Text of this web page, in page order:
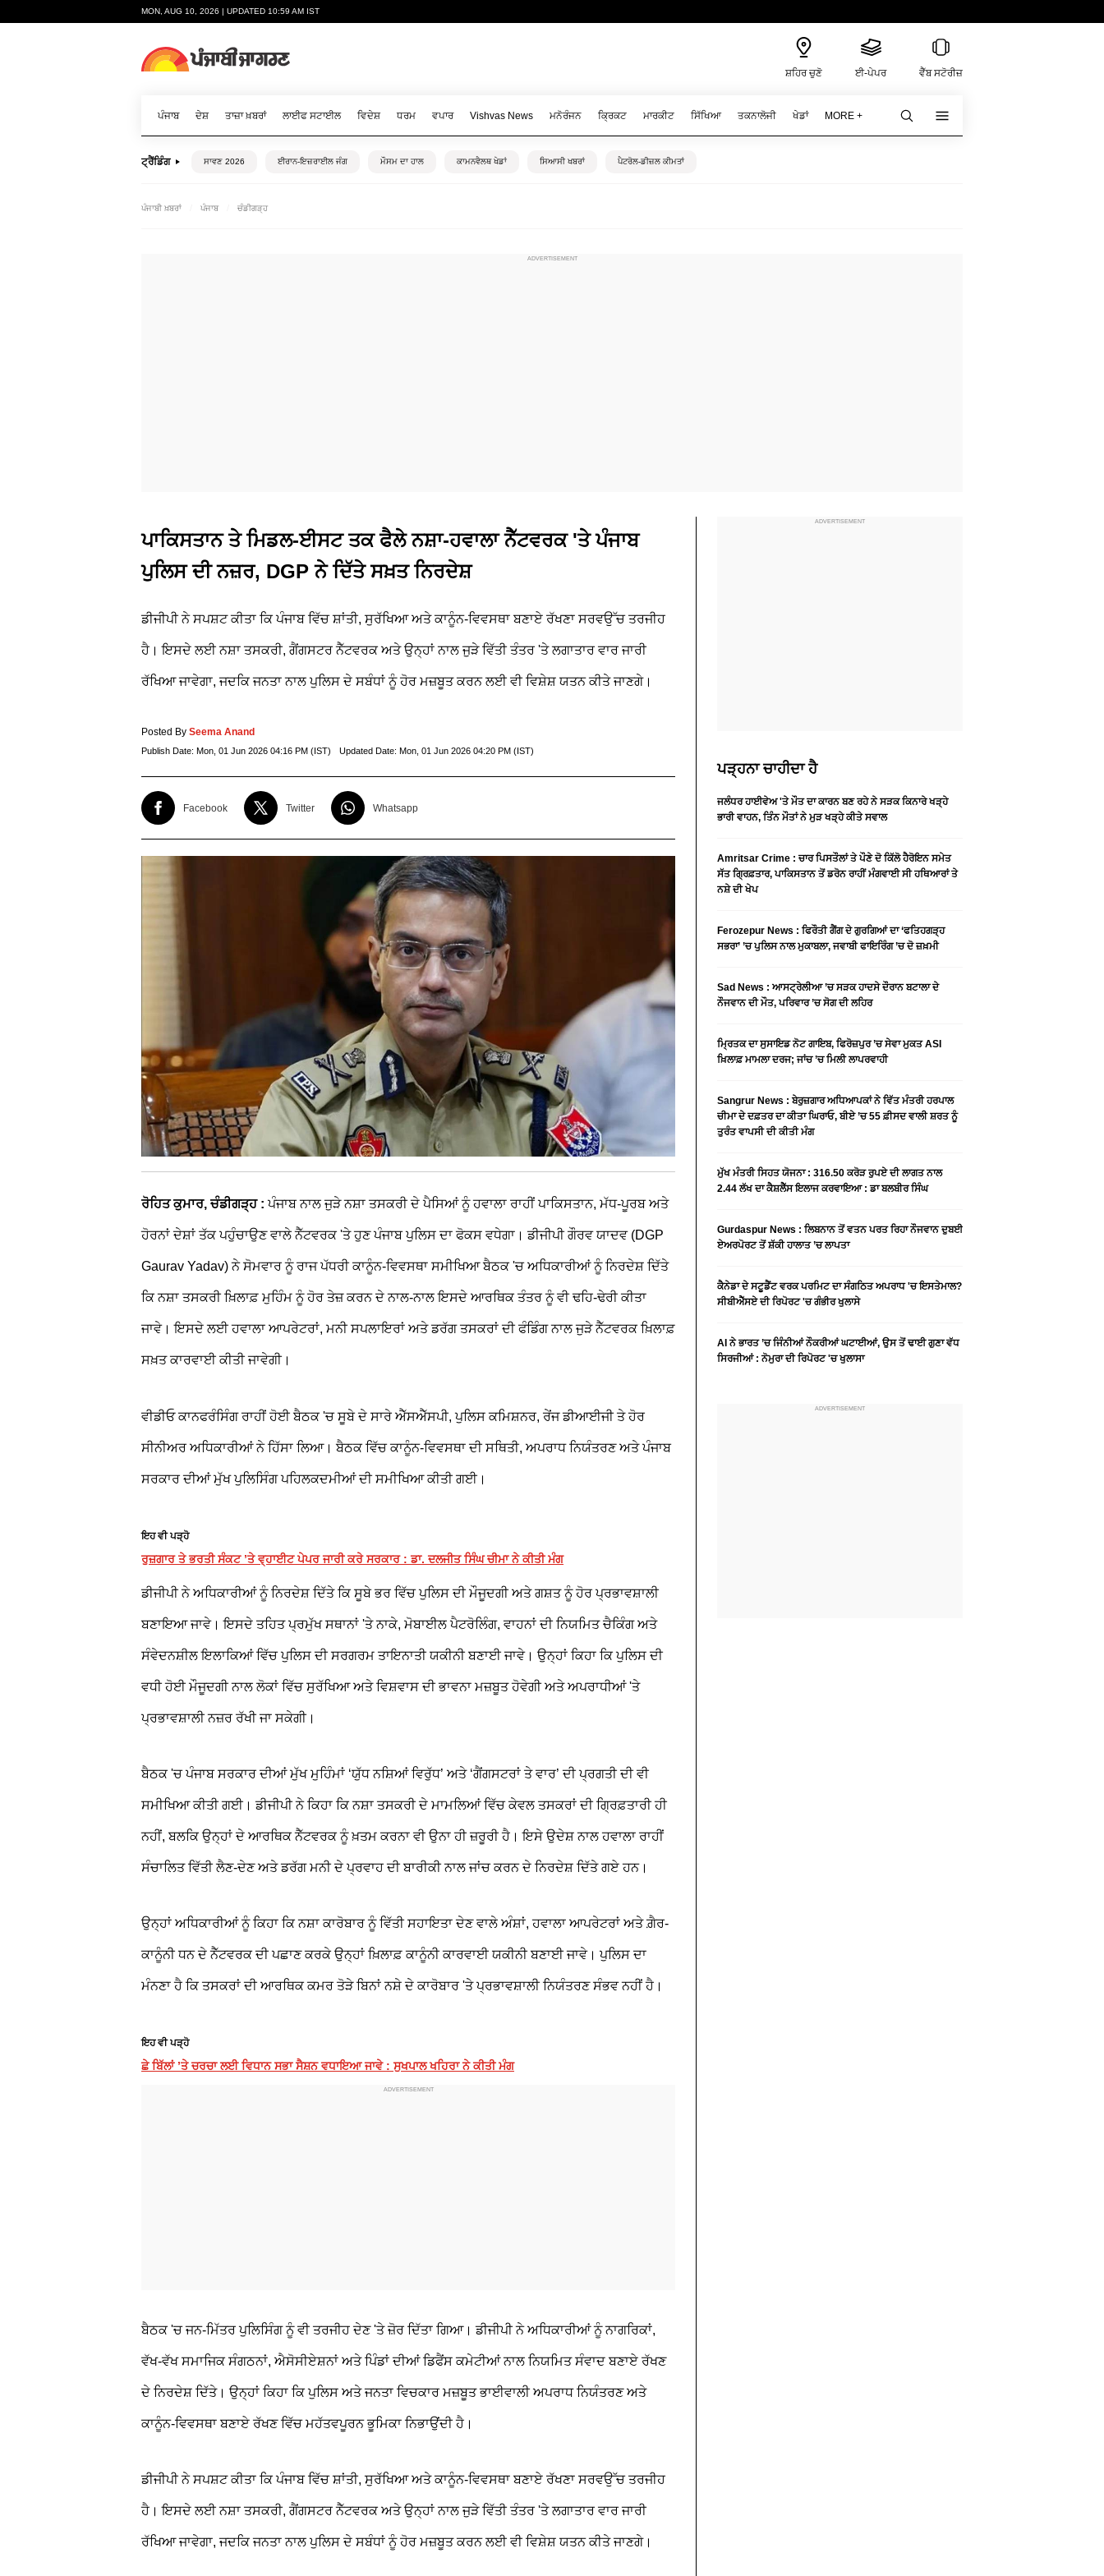
MON, AUG 10, 2026 | UPDATED 10:59 AM IST
ਸ਼ਹਿਰ ਚੁਣੋ ਈ-ਪੇਪਰ ਵੈੱਬ ਸਟੋਰੀਜ਼
ਪੰਜਾਬ ਦੇਸ਼ ਤਾਜ਼ਾ ਖ਼ਬਰਾਂ ਲਾਈਫ ਸਟਾਈਲ ਵਿਦੇਸ਼ ਧਰਮ ਵਪਾਰ Vishvas News ਮਨੋਰੰਜਨ ਕ੍ਰਿਕਟ ਮਾਰਕੀਟ ਸਿੱਖਿਆ ਤਕਨਾਲੋਜੀ ਖੇਡਾਂ MORE +
ਟ੍ਰੈਂਡਿੰਗ ਸਾਵਣ 2026 ਈਰਾਨ-ਇਜ਼ਰਾਈਲ ਜੰਗ ਮੌਸਮ ਦਾ ਹਾਲ ਕਾਮਨਵੈਲਥ ਖੇਡਾਂ ਸਿਆਸੀ ਖਬਰਾਂ ਪੈਟਰੋਲ-ਡੀਜ਼ਲ ਕੀਮਤਾਂ
ਪੰਜਾਬੀ ਖ਼ਬਰਾਂ ਪੰਜਾਬ ਚੰਡੀਗੜ੍ਹ
ਪਾਕਿਸਤਾਨ ਤੇ ਮਿਡਲ-ਈਸਟ ਤਕ ਫੈਲੇ ਨਸ਼ਾ-ਹਵਾਲਾ ਨੈੱਟਵਰਕ 'ਤੇ ਪੰਜਾਬ
ਪੁਲਿਸ ਦੀ ਨਜ਼ਰ, DGP ਨੇ ਦਿੱਤੇ ਸਖ਼ਤ ਨਿਰਦੇਸ਼
ਡੀਜੀਪੀ ਨੇ ਸਪਸ਼ਟ ਕੀਤਾ ਕਿ ਪੰਜਾਬ ਵਿੱਚ ਸ਼ਾਂਤੀ, ਸੁਰੱਖਿਆ ਅਤੇ ਕਾਨੂੰਨ-ਵਿਵਸਥਾ ਬਣਾਏ ਰੱਖਣਾ ਸਰਵਉੱਚ ਤਰਜੀਹ
ਹੈ। ਇਸਦੇ ਲਈ ਨਸ਼ਾ ਤਸਕਰੀ, ਗੈਂਗਸਟਰ ਨੈੱਟਵਰਕ ਅਤੇ ਉਨ੍ਹਾਂ ਨਾਲ ਜੁੜੇ ਵਿੱਤੀ ਤੰਤਰ 'ਤੇ ਲਗਾਤਾਰ ਵਾਰ ਜਾਰੀ
ਰੱਖਿਆ ਜਾਵੇਗਾ, ਜਦਕਿ ਜਨਤਾ ਨਾਲ ਪੁਲਿਸ ਦੇ ਸਬੰਧਾਂ ਨੂੰ ਹੋਰ ਮਜ਼ਬੂਤ ਕਰਨ ਲਈ ਵੀ ਵਿਸ਼ੇਸ਼ ਯਤਨ ਕੀਤੇ ਜਾਣਗੇ।
Posted By Seema Anand
Publish Date: Mon, 01 Jun 2026 04:16 PM (IST) Updated Date: Mon, 01 Jun 2026 04:20 PM (IST)
Facebook Twitter Whatsapp
ਰੋਹਿਤ ਕੁਮਾਰ, ਚੰਡੀਗੜ੍ਹ :ਪੰਜਾਬ ਨਾਲ ਜੁੜੇ ਨਸ਼ਾ ਤਸਕਰੀ ਦੇ ਪੈਸਿਆਂ ਨੂੰ ਹਵਾਲਾ ਰਾਹੀਂ ਪਾਕਿਸਤਾਨ, ਮੱਧ-ਪੂਰਬ ਅਤੇ
ਹੋਰਨਾਂ ਦੇਸ਼ਾਂ ਤੱਕ ਪਹੁੰਚਾਉਣ ਵਾਲੇ ਨੈੱਟਵਰਕ 'ਤੇ ਹੁਣ ਪੰਜਾਬ ਪੁਲਿਸ ਦਾ ਫੋਕਸ ਵਧੇਗਾ। ਡੀਜੀਪੀ ਗੌਰਵ ਯਾਦਵ (DGP
Gaurav Yadav) ਨੇ ਸੋਮਵਾਰ ਨੂੰ ਰਾਜ ਪੱਧਰੀ ਕਾਨੂੰਨ-ਵਿਵਸਥਾ ਸਮੀਖਿਆ ਬੈਠਕ 'ਚ ਅਧਿਕਾਰੀਆਂ ਨੂੰ ਨਿਰਦੇਸ਼ ਦਿੱਤੇ
ਕਿ ਨਸ਼ਾ ਤਸਕਰੀ ਖ਼ਿਲਾਫ਼ ਮੁਹਿੰਮ ਨੂੰ ਹੋਰ ਤੇਜ਼ ਕਰਨ ਦੇ ਨਾਲ-ਨਾਲ ਇਸਦੇ ਆਰਥਿਕ ਤੰਤਰ ਨੂੰ ਵੀ ਢਹਿ-ਢੇਰੀ ਕੀਤਾ
ਜਾਵੇ। ਇਸਦੇ ਲਈ ਹਵਾਲਾ ਆਪਰੇਟਰਾਂ, ਮਨੀ ਸਪਲਾਇਰਾਂ ਅਤੇ ਡਰੱਗ ਤਸਕਰਾਂ ਦੀ ਫੰਡਿੰਗ ਨਾਲ ਜੁੜੇ ਨੈੱਟਵਰਕ ਖ਼ਿਲਾਫ਼
ਸਖ਼ਤ ਕਾਰਵਾਈ ਕੀਤੀ ਜਾਵੇਗੀ।
ਵੀਡੀਓ ਕਾਨਫਰੰਸਿੰਗ ਰਾਹੀਂ ਹੋਈ ਬੈਠਕ 'ਚ ਸੂਬੇ ਦੇ ਸਾਰੇ ਐੱਸਐੱਸਪੀ, ਪੁਲਿਸ ਕਮਿਸ਼ਨਰ, ਰੇਂਜ ਡੀਆਈਜੀ ਤੇ ਹੋਰ
ਸੀਨੀਅਰ ਅਧਿਕਾਰੀਆਂ ਨੇ ਹਿੱਸਾ ਲਿਆ। ਬੈਠਕ ਵਿੱਚ ਕਾਨੂੰਨ-ਵਿਵਸਥਾ ਦੀ ਸਥਿਤੀ, ਅਪਰਾਧ ਨਿਯੰਤਰਣ ਅਤੇ ਪੰਜਾਬ
ਸਰਕਾਰ ਦੀਆਂ ਮੁੱਖ ਪੁਲਿਸਿੰਗ ਪਹਿਲਕਦਮੀਆਂ ਦੀ ਸਮੀਖਿਆ ਕੀਤੀ ਗਈ।
ਇਹ ਵੀ ਪੜ੍ਹੋ
ਰੁਜ਼ਗਾਰ ਤੇ ਭਰਤੀ ਸੰਕਟ ’ਤੇ ਵ੍ਹਾਈਟ ਪੇਪਰ ਜਾਰੀ ਕਰੇ ਸਰਕਾਰ : ਡਾ. ਦਲਜੀਤ ਸਿੰਘ ਚੀਮਾ ਨੇ ਕੀਤੀ ਮੰਗ
ਡੀਜੀਪੀ ਨੇ ਅਧਿਕਾਰੀਆਂ ਨੂੰ ਨਿਰਦੇਸ਼ ਦਿੱਤੇ ਕਿ ਸੂਬੇ ਭਰ ਵਿੱਚ ਪੁਲਿਸ ਦੀ ਮੌਜੂਦਗੀ ਅਤੇ ਗਸ਼ਤ ਨੂੰ ਹੋਰ ਪ੍ਰਭਾਵਸ਼ਾਲੀ
ਬਣਾਇਆ ਜਾਵੇ। ਇਸਦੇ ਤਹਿਤ ਪ੍ਰਮੁੱਖ ਸਥਾਨਾਂ 'ਤੇ ਨਾਕੇ, ਮੋਬਾਈਲ ਪੈਟਰੋਲਿੰਗ, ਵਾਹਨਾਂ ਦੀ ਨਿਯਮਿਤ ਚੈਕਿੰਗ ਅਤੇ
ਸੰਵੇਦਨਸ਼ੀਲ ਇਲਾਕਿਆਂ ਵਿੱਚ ਪੁਲਿਸ ਦੀ ਸਰਗਰਮ ਤਾਇਨਾਤੀ ਯਕੀਨੀ ਬਣਾਈ ਜਾਵੇ। ਉਨ੍ਹਾਂ ਕਿਹਾ ਕਿ ਪੁਲਿਸ ਦੀ
ਵਧੀ ਹੋਈ ਮੌਜੂਦਗੀ ਨਾਲ ਲੋਕਾਂ ਵਿੱਚ ਸੁਰੱਖਿਆ ਅਤੇ ਵਿਸ਼ਵਾਸ ਦੀ ਭਾਵਨਾ ਮਜ਼ਬੂਤ ਹੋਵੇਗੀ ਅਤੇ ਅਪਰਾਧੀਆਂ 'ਤੇ
ਪ੍ਰਭਾਵਸ਼ਾਲੀ ਨਜ਼ਰ ਰੱਖੀ ਜਾ ਸਕੇਗੀ।
ਬੈਠਕ 'ਚ ਪੰਜਾਬ ਸਰਕਾਰ ਦੀਆਂ ਮੁੱਖ ਮੁਹਿੰਮਾਂ ‘ਯੁੱਧ ਨਸ਼ਿਆਂ ਵਿਰੁੱਧ’ ਅਤੇ ‘ਗੈਂਗਸਟਰਾਂ ਤੇ ਵਾਰ’ ਦੀ ਪ੍ਰਗਤੀ ਦੀ ਵੀ
ਸਮੀਖਿਆ ਕੀਤੀ ਗਈ। ਡੀਜੀਪੀ ਨੇ ਕਿਹਾ ਕਿ ਨਸ਼ਾ ਤਸਕਰੀ ਦੇ ਮਾਮਲਿਆਂ ਵਿੱਚ ਕੇਵਲ ਤਸਕਰਾਂ ਦੀ ਗ੍ਰਿਫ਼ਤਾਰੀ ਹੀ
ਨਹੀਂ, ਬਲਕਿ ਉਨ੍ਹਾਂ ਦੇ ਆਰਥਿਕ ਨੈੱਟਵਰਕ ਨੂੰ ਖ਼ਤਮ ਕਰਨਾ ਵੀ ਉਨਾ ਹੀ ਜ਼ਰੂਰੀ ਹੈ। ਇਸੇ ਉਦੇਸ਼ ਨਾਲ ਹਵਾਲਾ ਰਾਹੀਂ
ਸੰਚਾਲਿਤ ਵਿੱਤੀ ਲੈਣ-ਦੇਣ ਅਤੇ ਡਰੱਗ ਮਨੀ ਦੇ ਪ੍ਰਵਾਹ ਦੀ ਬਾਰੀਕੀ ਨਾਲ ਜਾਂਚ ਕਰਨ ਦੇ ਨਿਰਦੇਸ਼ ਦਿੱਤੇ ਗਏ ਹਨ।
ਉਨ੍ਹਾਂ ਅਧਿਕਾਰੀਆਂ ਨੂੰ ਕਿਹਾ ਕਿ ਨਸ਼ਾ ਕਾਰੋਬਾਰ ਨੂੰ ਵਿੱਤੀ ਸਹਾਇਤਾ ਦੇਣ ਵਾਲੇ ਅੰਸ਼ਾਂ, ਹਵਾਲਾ ਆਪਰੇਟਰਾਂ ਅਤੇ ਗ਼ੈਰ-
ਕਾਨੂੰਨੀ ਧਨ ਦੇ ਨੈੱਟਵਰਕ ਦੀ ਪਛਾਣ ਕਰਕੇ ਉਨ੍ਹਾਂ ਖ਼ਿਲਾਫ਼ ਕਾਨੂੰਨੀ ਕਾਰਵਾਈ ਯਕੀਨੀ ਬਣਾਈ ਜਾਵੇ। ਪੁਲਿਸ ਦਾ
ਮੰਨਣਾ ਹੈ ਕਿ ਤਸਕਰਾਂ ਦੀ ਆਰਥਿਕ ਕਮਰ ਤੋੜੇ ਬਿਨਾਂ ਨਸ਼ੇ ਦੇ ਕਾਰੋਬਾਰ 'ਤੇ ਪ੍ਰਭਾਵਸ਼ਾਲੀ ਨਿਯੰਤਰਣ ਸੰਭਵ ਨਹੀਂ ਹੈ।
ਇਹ ਵੀ ਪੜ੍ਹੋ
ਛੇ ਬਿੱਲਾਂ ’ਤੇ ਚਰਚਾ ਲਈ ਵਿਧਾਨ ਸਭਾ ਸੈਸ਼ਨ ਵਧਾਇਆ ਜਾਵੇ : ਸੁਖਪਾਲ ਖਹਿਰਾ ਨੇ ਕੀਤੀ ਮੰਗ
ਬੈਠਕ 'ਚ ਜਨ-ਮਿੱਤਰ ਪੁਲਿਸਿੰਗ ਨੂੰ ਵੀ ਤਰਜੀਹ ਦੇਣ 'ਤੇ ਜ਼ੋਰ ਦਿੱਤਾ ਗਿਆ। ਡੀਜੀਪੀ ਨੇ ਅਧਿਕਾਰੀਆਂ ਨੂੰ ਨਾਗਰਿਕਾਂ,
ਵੱਖ-ਵੱਖ ਸਮਾਜਿਕ ਸੰਗਠਨਾਂ, ਐਸੋਸੀਏਸ਼ਨਾਂ ਅਤੇ ਪਿੰਡਾਂ ਦੀਆਂ ਡਿਫੈਂਸ ਕਮੇਟੀਆਂ ਨਾਲ ਨਿਯਮਿਤ ਸੰਵਾਦ ਬਣਾਏ ਰੱਖਣ
ਦੇ ਨਿਰਦੇਸ਼ ਦਿੱਤੇ। ਉਨ੍ਹਾਂ ਕਿਹਾ ਕਿ ਪੁਲਿਸ ਅਤੇ ਜਨਤਾ ਵਿਚਕਾਰ ਮਜ਼ਬੂਤ ਭਾਈਵਾਲੀ ਅਪਰਾਧ ਨਿਯੰਤਰਣ ਅਤੇ
ਕਾਨੂੰਨ-ਵਿਵਸਥਾ ਬਣਾਏ ਰੱਖਣ ਵਿੱਚ ਮਹੱਤਵਪੂਰਨ ਭੂਮਿਕਾ ਨਿਭਾਉਂਦੀ ਹੈ।
ਡੀਜੀਪੀ ਨੇ ਸਪਸ਼ਟ ਕੀਤਾ ਕਿ ਪੰਜਾਬ ਵਿੱਚ ਸ਼ਾਂਤੀ, ਸੁਰੱਖਿਆ ਅਤੇ ਕਾਨੂੰਨ-ਵਿਵਸਥਾ ਬਣਾਏ ਰੱਖਣਾ ਸਰਵਉੱਚ ਤਰਜੀਹ
ਹੈ। ਇਸਦੇ ਲਈ ਨਸ਼ਾ ਤਸਕਰੀ, ਗੈਂਗਸਟਰ ਨੈੱਟਵਰਕ ਅਤੇ ਉਨ੍ਹਾਂ ਨਾਲ ਜੁੜੇ ਵਿੱਤੀ ਤੰਤਰ 'ਤੇ ਲਗਾਤਾਰ ਵਾਰ ਜਾਰੀ
ਰੱਖਿਆ ਜਾਵੇਗਾ, ਜਦਕਿ ਜਨਤਾ ਨਾਲ ਪੁਲਿਸ ਦੇ ਸਬੰਧਾਂ ਨੂੰ ਹੋਰ ਮਜ਼ਬੂਤ ਕਰਨ ਲਈ ਵੀ ਵਿਸ਼ੇਸ਼ ਯਤਨ ਕੀਤੇ ਜਾਣਗੇ।
ਪੜ੍ਹਨਾ ਚਾਹੀਦਾ ਹੈ
ਜਲੰਧਰ ਹਾਈਵੇਅ 'ਤੇ ਮੌਤ ਦਾ ਕਾਰਨ ਬਣ ਰਹੇ ਨੇ ਸੜਕ ਕਿਨਾਰੇ ਖੜ੍ਹੇ
ਭਾਰੀ ਵਾਹਨ, ਤਿੰਨ ਮੌਤਾਂ ਨੇ ਮੁੜ ਖੜ੍ਹੇ ਕੀਤੇ ਸਵਾਲ
Amritsar Crime : ਚਾਰ ਪਿਸਤੌਲਾਂ ਤੇ ਪੌਣੇ ਦੋ ਕਿੱਲੋ ਹੈਰੋਇਨ ਸਮੇਤ
ਸੱਤ ਗ੍ਰਿਫ਼ਤਾਰ, ਪਾਕਿਸਤਾਨ ਤੋਂ ਡਰੋਨ ਰਾਹੀਂ ਮੰਗਵਾਈ ਸੀ ਹਥਿਆਰਾਂ ਤੇ
ਨਸ਼ੇ ਦੀ ਖੇਪ
Ferozepur News : ਫਿਰੌਤੀ ਗੈਂਗ ਦੇ ਗੁਰਗਿਆਂ ਦਾ ‘ਫਤਿਹਗੜ੍ਹ
ਸਭਰਾ’ ’ਚ ਪੁਲਿਸ ਨਾਲ ਮੁਕਾਬਲਾ, ਜਵਾਬੀ ਫਾਇਰਿੰਗ ’ਚ ਦੋ ਜ਼ਖ਼ਮੀ
Sad News : ਆਸਟ੍ਰੇਲੀਆ ’ਚ ਸੜਕ ਹਾਦਸੇ ਦੌਰਾਨ ਬਟਾਲਾ ਦੇ
ਨੌਜਵਾਨ ਦੀ ਮੌਤ, ਪਰਿਵਾਰ ’ਚ ਸੋਗ ਦੀ ਲਹਿਰ
ਮ੍ਰਿਤਕ ਦਾ ਸੁਸਾਇਡ ਨੋਟ ਗਾਇਬ, ਫਿਰੋਜ਼ਪੁਰ ’ਚ ਸੇਵਾ ਮੁਕਤ ASI
ਖ਼ਿਲਾਫ਼ ਮਾਮਲਾ ਦਰਜ; ਜਾਂਚ ’ਚ ਮਿਲੀ ਲਾਪਰਵਾਹੀ
Sangrur News : ਬੇਰੁਜ਼ਗਾਰ ਅਧਿਆਪਕਾਂ ਨੇ ਵਿੱਤ ਮੰਤਰੀ ਹਰਪਾਲ
ਚੀਮਾ ਦੇ ਦਫ਼ਤਰ ਦਾ ਕੀਤਾ ਘਿਰਾਓ, ਬੀਏ ’ਚ 55 ਫ਼ੀਸਦ ਵਾਲੀ ਸ਼ਰਤ ਨੂੰ
ਤੁਰੰਤ ਵਾਪਸੀ ਦੀ ਕੀਤੀ ਮੰਗ
ਮੁੱਖ ਮੰਤਰੀ ਸਿਹਤ ਯੋਜਨਾ : 316.50 ਕਰੋੜ ਰੁਪਏ ਦੀ ਲਾਗਤ ਨਾਲ
2.44 ਲੱਖ ਦਾ ਕੈਸ਼ਲੈੱਸ ਇਲਾਜ ਕਰਵਾਇਆ : ਡਾ ਬਲਬੀਰ ਸਿੰਘ
Gurdaspur News : ਲਿਬਨਾਨ ਤੋਂ ਵਤਨ ਪਰਤ ਰਿਹਾ ਨੌਜਵਾਨ ਦੁਬਈ
ਏਅਰਪੋਰਟ ਤੋਂ ਸ਼ੱਕੀ ਹਾਲਾਤ ’ਚ ਲਾਪਤਾ
ਕੈਨੇਡਾ ਦੇ ਸਟੂਡੈਂਟ ਵਰਕ ਪਰਮਿਟ ਦਾ ਸੰਗਠਿਤ ਅਪਰਾਧ 'ਚ ਇਸਤੇਮਾਲ?
ਸੀਬੀਐੱਸਏ ਦੀ ਰਿਪੋਰਟ 'ਚ ਗੰਭੀਰ ਖੁਲਾਸੇ
AI ਨੇ ਭਾਰਤ ’ਚ ਜਿੰਨੀਆਂ ਨੌਕਰੀਆਂ ਘਟਾਈਆਂ, ਉਸ ਤੋਂ ਢਾਈ ਗੁਣਾ ਵੱਧ
ਸਿਰਜੀਆਂ : ਨੋਮੁਰਾ ਦੀ ਰਿਪੋਰਟ 'ਚ ਖੁਲਾਸਾ